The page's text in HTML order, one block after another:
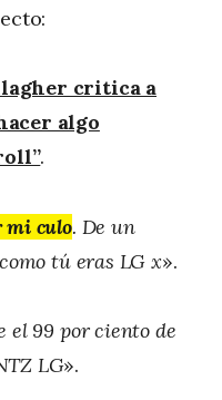
critica a
algo
.
mi culo. De un
tú eras LG x».
el 99 por ciento de
LG».